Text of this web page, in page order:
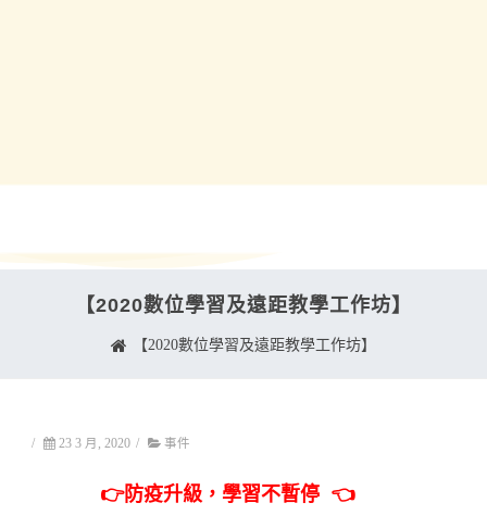
【2020數位學習及遠距教學工作坊】
【2020數位學習及遠距教學工作坊】
/ 23 3 月, 2020 / 事件
👉防疫升級，學習不暫停 👈